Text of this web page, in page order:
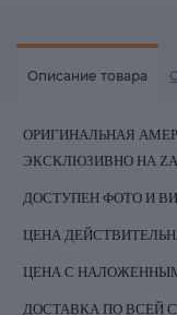
Описание товара
ОРИГИНАЛЬНАЯ
ЭКСКЛЮЗИВНО НА
ДОСТУПЕН ФОТО И
ЦЕНА
ЦЕНА С
ДОСТАВКА ПО ВСЕЙ